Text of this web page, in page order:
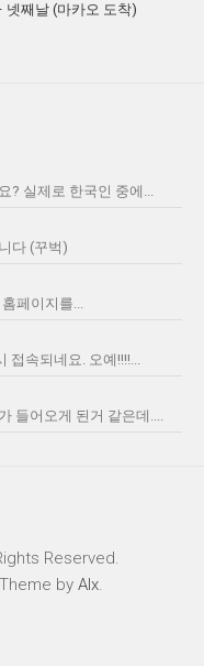
넷째날 (마카오 도착)
? 실제로 한국인 중에...
다 (꾸벅)
페이지를...
접속되네요. 오예!!!!...
들어오게 된거 같은데....
Reserved.
by Alx.